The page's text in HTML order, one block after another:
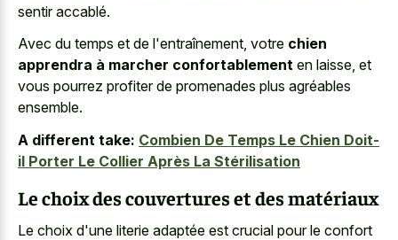
sentir accablé.
Avec du temps et de l'entraînement, votre chien
apprendra à marcher confortablement en laisse, et
vous pourrez profiter de promenades plus agréables
ensemble.
A different take: Combien De Temps Le Chien Doit-
il Porter Le Collier Après La Stérilisation
Le choix des couvertures et des matériaux
Le choix d'une literie adaptée est crucial pour le confort